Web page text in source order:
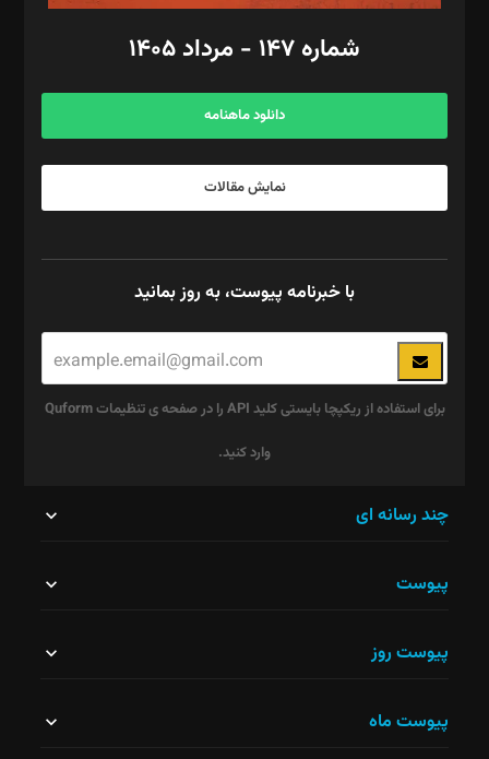
آگهی و مشترکین: ۰۹۱۹۹۹۹۰۴۵۴
شماره ۱۴۷ - مرداد ۱۴۰۵
دانلود ماهنامه
نمایش مقالات
با خبرنامه پیوست، به روز بمانید
برای استفاده از ریکپچا بایستی کلید API را در صفحه ی تنظیمات Quform
وارد کنید.
نباید
شود.
چند رسانه ای
پیوست
پیوست روز
پیوست ماه